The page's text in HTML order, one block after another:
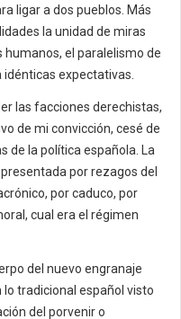
ligar a dos pueblos. Más
la unidad de miras
el paralelismo de
expectativas.
las facciones derechistas,
de mi convicción, cesé de
de la política española. La
por rezagos del
por caduco, por
cual era el régimen
del nuevo engranaje
tradicional español visto
del porvenir o